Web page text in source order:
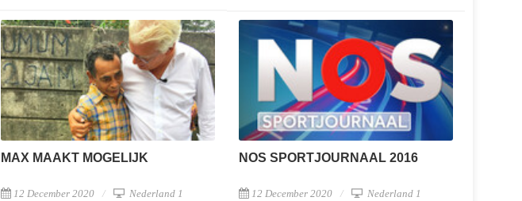
MAX MAAKT MOGELIJK
12 December 2020 Nederland 1
NOS SPORTJOURNAAL 2016
12 December 2020 Nederland 1